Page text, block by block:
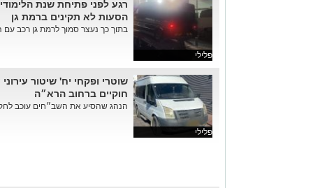
פלילי
הסעות לא תקינים ברמת גן
בתוך כך נעצר סמוך לרמת גן רכב עם הסעות
פלילי
חוקיים ברחוב הרא״ה
הנהג שהסיע את השב״חים עוכב